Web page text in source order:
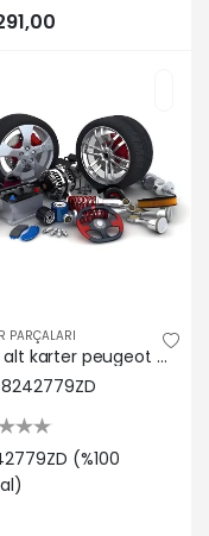
PARÇALARI
Araç alt karter peugeot 98242779ZD
(%100